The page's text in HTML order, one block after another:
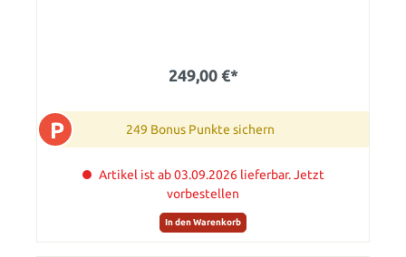
249,00 €*
P 249 Bonus Punkte sichern
Artikel ist ab 03.09.2026 lieferbar. Jetzt
vorbestellen
In den Warenkorb